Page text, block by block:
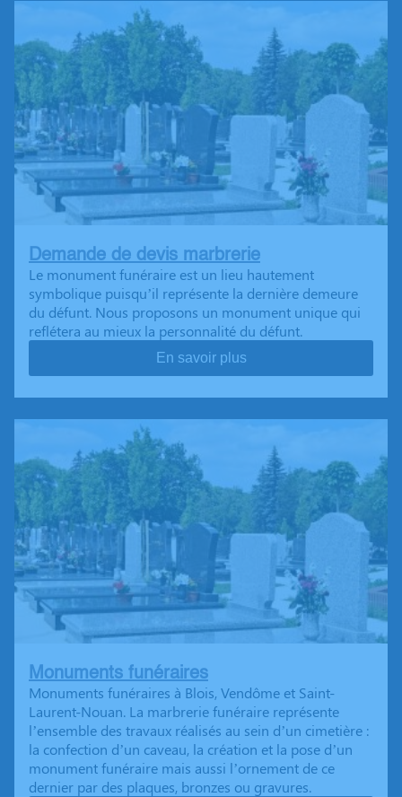
Demande de devis marbrerie
Le monument funéraire est un lieu hautement
symbolique puisqu’il représente la dernière demeure
du défunt. Nous proposons un monument unique qui
reflétera au mieux la personnalité du défunt.
En savoir plus
Monuments funéraires
Monuments funéraires à Blois, Vendôme et Saint-
Laurent-Nouan. La marbrerie funéraire représente
l’ensemble des travaux réalisés au sein d’un cimetière :
la confection d’un caveau, la création et la pose d’un
monument funéraire mais aussi l’ornement de ce
dernier par des plaques, bronzes ou gravures.